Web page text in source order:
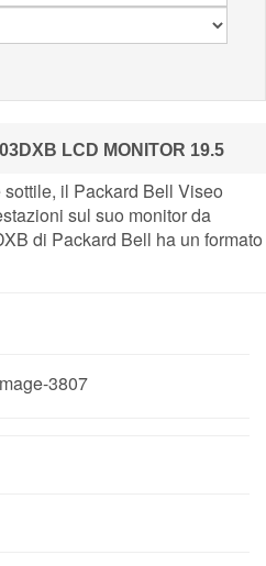
LCD MONITOR 19.5
il Packard Bell Viseo
sul suo monitor da
di Packard Bell ha un formato